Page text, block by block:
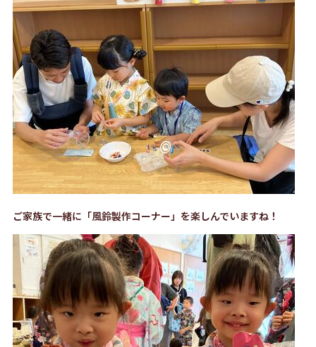
ご家族で一緒に「風鈴製作コーナー」を楽しんでいますね！